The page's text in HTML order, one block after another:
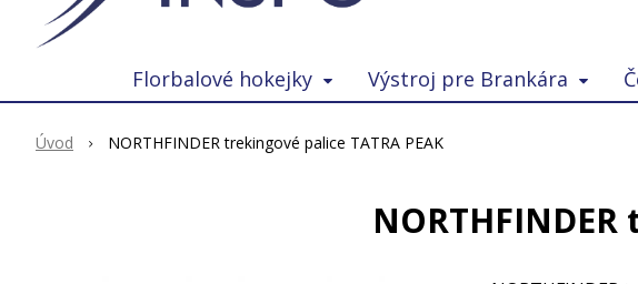
Florbalové hokejky Výstroj pre Brankára
Úvod NORTHFINDER trekingové palice TATRA PEAK